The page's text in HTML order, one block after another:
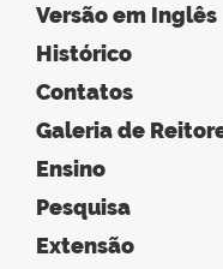
Versão em Inglês
Histórico
Contatos
Galeria de
Ensino
Pesquisa
Extensão